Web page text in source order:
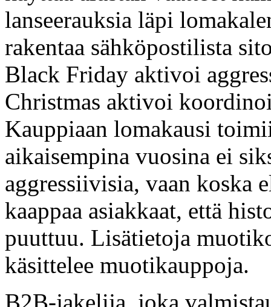
lanseerauksia läpi
rakentaa sähköpostilista
Black Friday aktivoi
Christmas aktivoi
Kauppiaan lomakausi
aikaisempina vuosina ei
aggressiivisia, vaan koska
kaappaa asiakkaat, että
puuttuu. Lisätietoja
käsittelee muotikauppoja.
B2B-jakelija, joka